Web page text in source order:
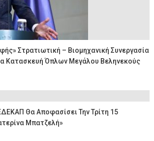
Στρατιωτική – Βιομηχανική Συνεργασία
Κατασκευή Όπλων Μεγάλου Βεληνεκούς
Θα Αποφασίσει Την Τρίτη 15
Μπατζελή»